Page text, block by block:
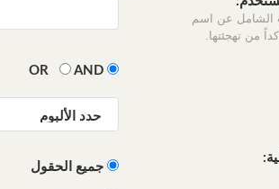
الشامل عن اسم
من تهجئتها.
OR
AND
جميع الحقول